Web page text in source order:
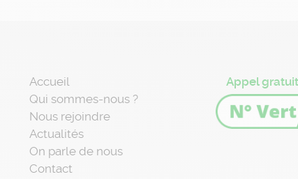
Accueil
Qui sommes-nous ?
Nous rejoindre
Actualités
On parle de nous
Contact
Appel